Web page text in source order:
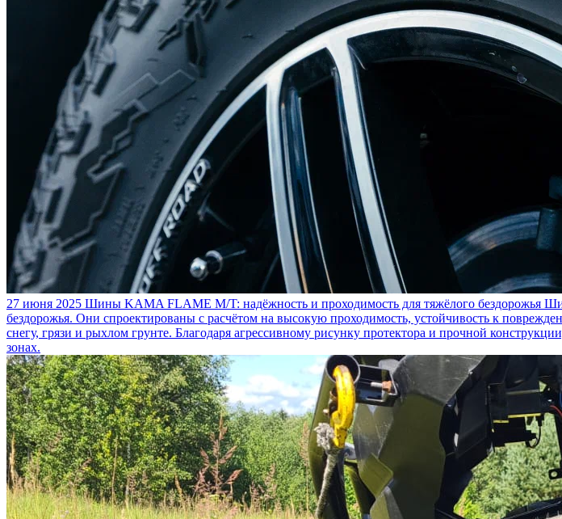
27 июня 2025 Шины KAMA FLAME M/T: надёжность и проходимость для тяжёлого бездорожья
бездорожья. Они спроектированы с расчётом на высокую проходимость, устойчивость к
снегу, грязи и рыхлом грунте. Благодаря агрессивному рисунку протектора и прочной
зонах.